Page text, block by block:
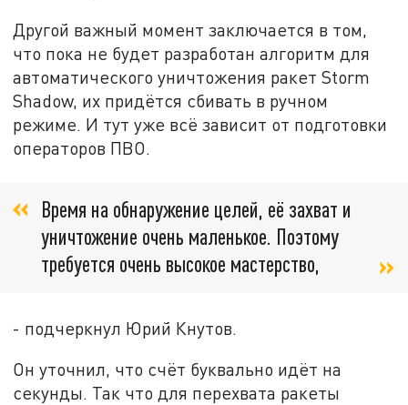
Другой важный момент заключается в том,
что пока не будет разработан алгоритм для
автоматического уничтожения ракет Storm
Shadow, их придётся сбивать в ручном
режиме. И тут уже всё зависит от подготовки
операторов ПВО.
Время на обнаружение целей, её захват и
уничтожение очень маленькое. Поэтому
требуется очень высокое мастерство,
- подчеркнул Юрий Кнутов.
Он уточнил, что счёт буквально идёт на
секунды. Так что для перехвата ракеты